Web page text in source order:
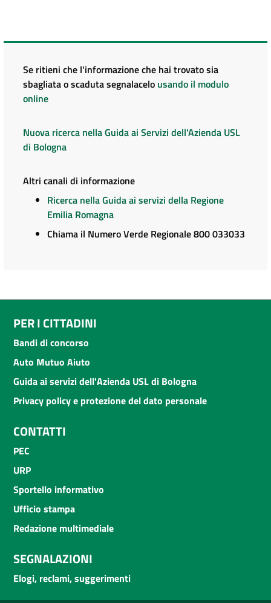
Se ritieni che l'informazione che hai trovato sia
sbagliata o scaduta segnalacelo usando il modulo
online
Nuova ricerca nella Guida ai Servizi dell'Azienda USL
di Bologna
Altri canali di informazione
Ricerca nella Guida ai servizi della Regione
Emilia Romagna
Chiama il Numero Verde Regionale 800 033033
PER I CITTADINI
Bandi di concorso
Auto Mutuo Aiuto
Guida ai servizi dell'Azienda USL di Bologna
Privacy policy e protezione del dato personale
CONTATTI
PEC
URP
Sportello informativo
Ufficio stampa
Redazione multimediale
SEGNALAZIONI
Elogi, reclami, suggerimenti